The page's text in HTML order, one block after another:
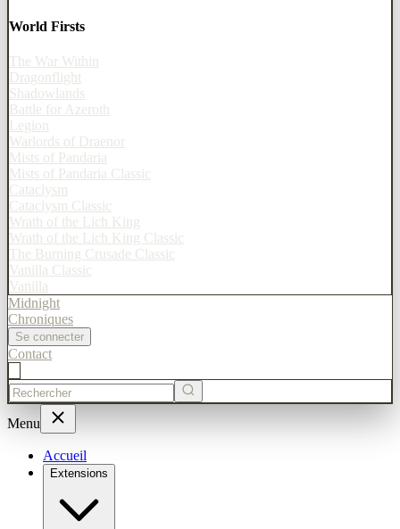
World Firsts
The War Within
Dragonflight
Shadowlands
Battle for Azeroth
Legion
Warlords of Draenor
Mists of Pandaria
Mists of Pandaria Classic
Cataclysm
Cataclysm Classic
Wrath of the Lich King
Wrath of the Lich King Classic
The Burning Crusade Classic
Vanilla Classic
Vanilla
Midnight
Chroniques
Se connecter
Contact
Menu
Accueil
Extensions